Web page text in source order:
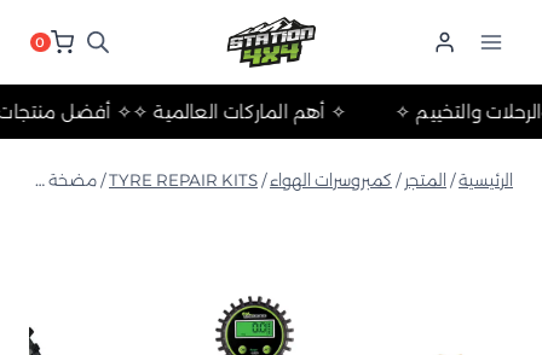
0
✧ أفضل✧ أهم الماركات العالمية ✧ والرحلات والتخييم ✧
الرئيسية/ المتجر / كمبروسرات الهواء /
TYRE REPAIR KITS
/ مضخة هواء سريعة للإطارات (رقمية)